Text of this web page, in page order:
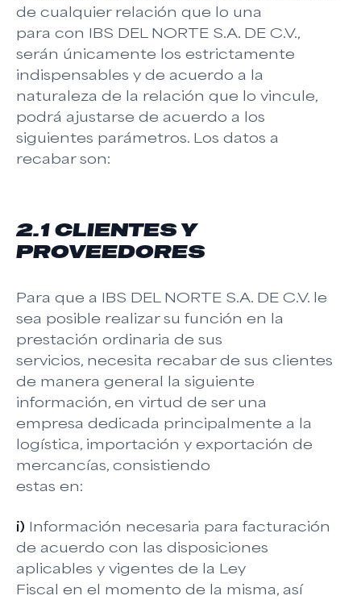
de cualquier relación que lo una
para con IBS DEL NORTE S.A. DE C.V.,
serán únicamente los estrictamente
indispensables y de acuerdo a la
naturaleza de la relación que lo vincule,
podrá ajustarse de acuerdo a los
siguientes parámetros. Los datos a
recabar son:
2.1 CLIENTES Y
PROVEEDORES
Para que a IBS DEL NORTE S.A. DE C.V. le
sea posible realizar su función en la
prestación ordinaria de sus
servicios, necesita recabar de sus clientes
de manera general la siguiente
información, en virtud de ser una
empresa dedicada principalmente a la
logística, importación y exportación de
mercancías, consistiendo
estas en:
i) Información necesaria para facturación
de acuerdo con las disposiciones
aplicables y vigentes de la Ley
Fiscal en el momento de la misma, así